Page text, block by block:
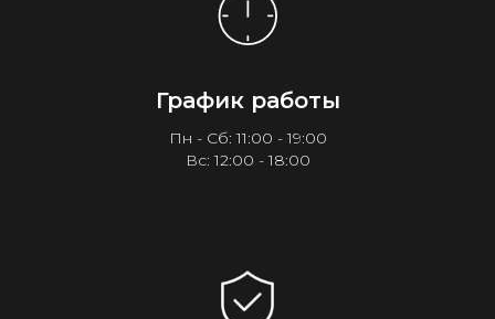
График работы
Пн - Сб: 11:00 - 19:00
Вс: 12:00 - 18:00